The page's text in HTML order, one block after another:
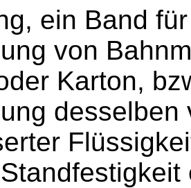
ein Band
von
Karton,